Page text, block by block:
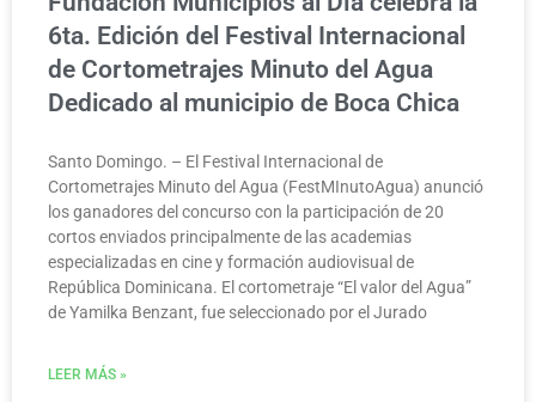
6ta. Edición del Festival Internacional
de Cortometrajes Minuto del Agua
Dedicado al municipio de Boca Chica
Santo Domingo. – El Festival Internacional de
Cortometrajes Minuto del Agua (FestMInutoAgua) anunció
los ganadores del concurso con la participación de 20
cortos enviados principalmente de las academias
especializadas en cine y formación audiovisual de
República Dominicana. El cortometraje “El valor del Agua”
de Yamilka Benzant, fue seleccionado por el Jurado
LEER MÁS »